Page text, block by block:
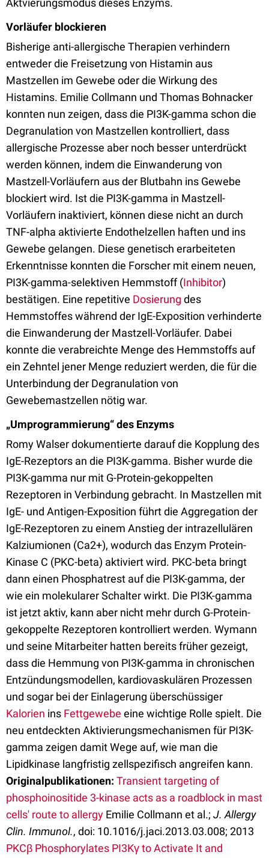
Aktvierungsmodus dieses Enzyms.
Vorläufer blockieren
Bisherige anti-allergische Therapien verhindern
entweder die Freisetzung von Histamin aus
Mastzellen im Gewebe oder die Wirkung des
Histamins. Emilie Collmann und Thomas Bohnacker
konnten nun zeigen, dass die PI3K-gamma schon die
Degranulation von Mastzellen kontrolliert, dass
allergische Prozesse aber noch besser unterdrückt
werden können, indem die Einwanderung von
Mastzell-Vorläufern aus der Blutbahn ins Gewebe
blockiert wird. Ist die PI3K-gamma in Mastzell-
Vorläufern inaktiviert, können diese nicht an durch
TNF-alpha aktivierte Endothelzellen haften und ins
Gewebe gelangen. Diese genetisch erarbeiteten
Erkenntnisse konnten die Forscher mit einem neuen,
PI3K-gamma-selektiven Hemmstoff (Inhibitor)
bestätigen. Eine repetitive Dosierung des
Hemmstoffes während der IgE-Exposition verhinderte
die Einwanderung der Mastzell-Vorläufer. Dabei
konnte die verabreichte Menge des Hemmstoffs auf
ein Zehntel jener Menge reduziert werden, die für die
Unterbindung der Degranulation von
Gewebemastzellen nötig war.
„Umprogrammierung“ des Enzyms
Romy Walser dokumentierte darauf die Kopplung des
IgE-Rezeptors an die PI3K-gamma. Bisher wurde die
PI3K-gamma nur mit G-Protein-gekoppelten
Rezeptoren in Verbindung gebracht. In Mastzellen mit
IgE- und Antigen-Exposition führt die Aggregation der
IgE-Rezeptoren zu einem Anstieg der intrazellulären
Kalziumionen (Ca2+), wodurch das Enzym Protein-
Kinase C (PKC-beta) aktiviert wird. PKC-beta bringt
dann einen Phosphatrest auf die PI3K-gamma, der
wie ein molekularer Schalter wirkt. Die PI3K-gamma
ist jetzt aktiv, kann aber nicht mehr durch G-Protein-
gekoppelte Rezeptoren kontrolliert werden. Wymann
und seine Mitarbeiter hatten bereits früher gezeigt,
dass die Hemmung von PI3K-gamma in chronischen
Entzündungsmodellen, kardiovaskulären Prozessen
und sogar bei der Einlagerung überschüssiger
Kalorien ins Fettgewebe eine wichtige Rolle spielt. Die
neu entdeckten Aktivierungsmechanismen für PI3K-
gamma zeigen damit Wege auf, wie man die
Lipidkinase langfristig zellspezifisch angreifen kann.
Originalpublikationen: Transient targeting of
phosphoinositide 3-kinase acts as a roadblock in mast
cells' route to allergy Emilie Collmann et al.; J. Allergy
Clin. Immunol., doi: 10.1016/j.jaci.2013.03.008; 2013
PKCβ Phosphorylates PI3Kγ to Activate It and